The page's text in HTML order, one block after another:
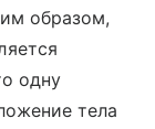
образом,
одну
тела